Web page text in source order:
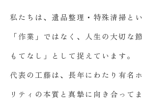
私たちは、遺品整理・特殊清掃と
「作業」ではなく、人生の大切な
もてなし」として捉えています。
代表の工藤は、長年にわたり有名
リティの本質と真摯に向き合って